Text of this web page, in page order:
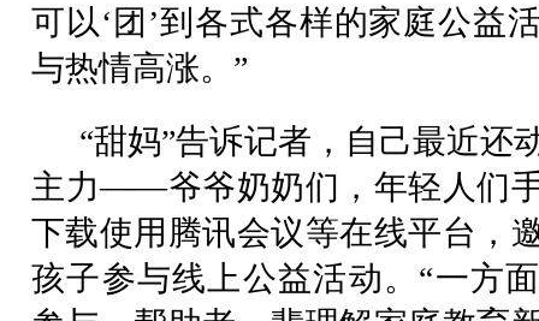
可以‘团’到各式各样的家庭公益
与热情高涨。”
“甜妈”告诉记者，自己最近还
主力——爷爷奶奶们，年轻人们
下载使用腾讯会议等在线平台，
孩子参与线上公益活动。“一方